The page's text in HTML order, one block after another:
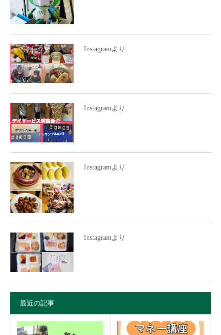
Instagramより
Instagramより
Instagramより
Instagramより
最近の記事